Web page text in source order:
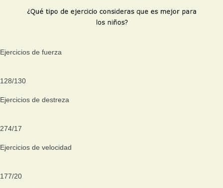
Ejercicios de fuerza
128/130
Ejercicios de destreza
274/17
Ejercicios de velocidad
177/20